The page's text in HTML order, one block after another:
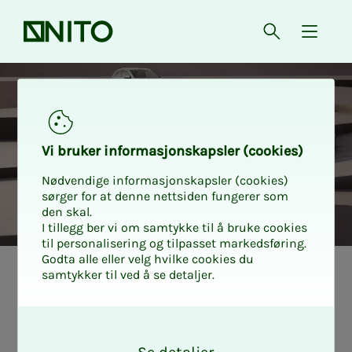
Forsiden Åpne søk
{
Bilrabatt Mercedes-Benz
Vi bru­­­ker in­­­for­­­ma­­­sjons­­­kaps­­­­­ler (cookies)
Nødvendige informasjonskapsler (cookies)
sørger for at denne nettsiden fungerer som
den skal.
I tillegg ber vi om samtykke til å bruke cookies
til personalisering og tilpasset markedsføring.
Godta alle eller velg hvilke cookies du
samtykker til ved å se detaljer.